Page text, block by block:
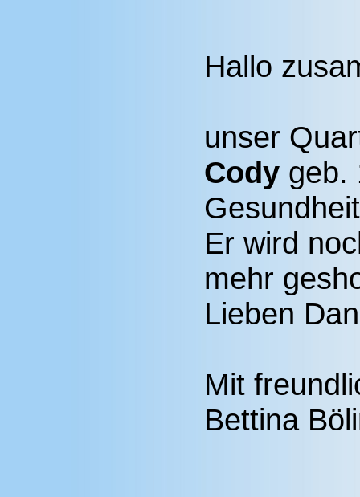
Hallo
unser
Cody geb.
Er wird
mehr
Lieben
Mit
Bettina